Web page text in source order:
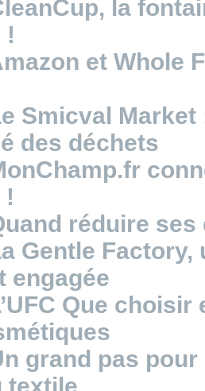
la
!
et Whole
Smicval
des déchets
!
réduire
Gentle
engagée
Que
grand pas